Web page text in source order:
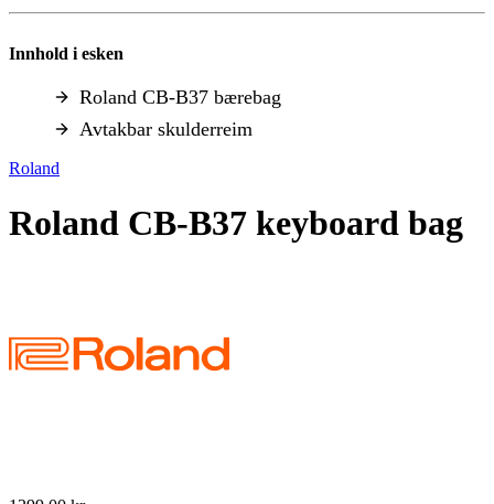
Innhold i esken
Roland CB-B37 bærebag
Avtakbar skulderreim
Roland
Roland CB-B37 keyboard bag